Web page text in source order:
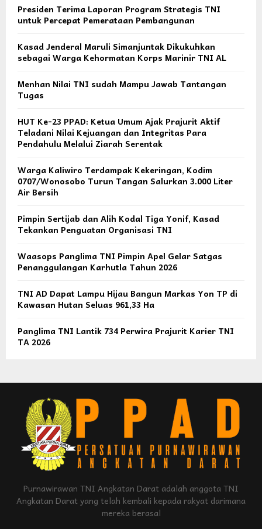
Presiden Terima Laporan Program Strategis TNI
untuk Percepat Pemerataan Pembangunan
Kasad Jenderal Maruli Simanjuntak Dikukuhkan
sebagai Warga Kehormatan Korps Marinir TNI AL
Menhan Nilai TNI sudah Mampu Jawab Tantangan
Tugas
HUT Ke-23 PPAD: Ketua Umum Ajak Prajurit Aktif
Teladani Nilai Kejuangan dan Integritas Para
Pendahulu Melalui Ziarah Serentak
Warga Kaliwiro Terdampak Kekeringan, Kodim
0707/Wonosobo Turun Tangan Salurkan 3.000 Liter
Air Bersih
Pimpin Sertijab dan Alih Kodal Tiga Yonif, Kasad
Tekankan Penguatan Organisasi TNI
Waasops Panglima TNI Pimpin Apel Gelar Satgas
Penanggulangan Karhutla Tahun 2026
TNI AD Dapat Lampu Hijau Bangun Markas Yon TP di
Kawasan Hutan Seluas 961,33 Ha
Panglima TNI Lantik 734 Perwira Prajurit Karier TNI
TA 2026
Purnawirawan TNI Angkatan Darat adalah anggota TNI
Angkatan Darat yang telah kembali kepada rakyat darimana
mereka berasal